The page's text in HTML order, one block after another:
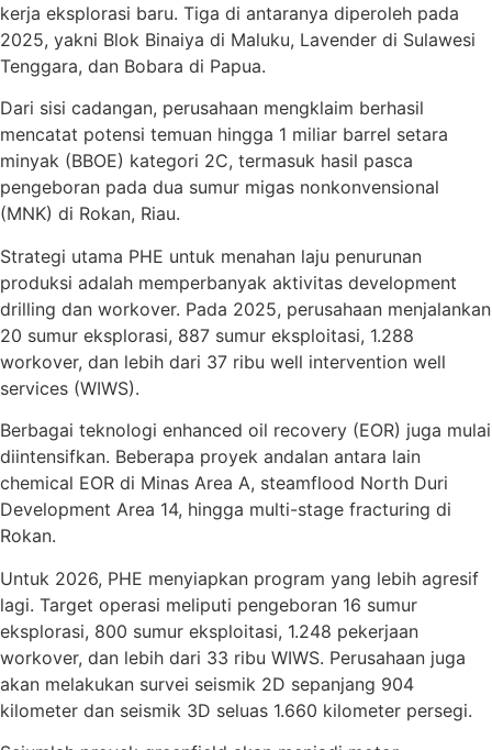
kerja eksplorasi baru. Tiga di antaranya diperoleh pada
2025, yakni Blok Binaiya di Maluku, Lavender di Sulawesi
Tenggara, dan Bobara di Papua.
Dari sisi cadangan, perusahaan mengklaim berhasil
mencatat potensi temuan hingga 1 miliar barrel setara
minyak (BBOE) kategori 2C, termasuk hasil pasca
pengeboran pada dua sumur migas nonkonvensional
(MNK) di Rokan, Riau.
Strategi utama PHE untuk menahan laju penurunan
produksi adalah memperbanyak aktivitas development
drilling dan workover. Pada 2025, perusahaan menjalankan
20 sumur eksplorasi, 887 sumur eksploitasi, 1.288
workover, dan lebih dari 37 ribu well intervention well
services (WIWS).
Berbagai teknologi enhanced oil recovery (EOR) juga mulai
diintensifkan. Beberapa proyek andalan antara lain
chemical EOR di Minas Area A, steamflood North Duri
Development Area 14, hingga multi-stage fracturing di
Rokan.
Untuk 2026, PHE menyiapkan program yang lebih agresif
lagi. Target operasi meliputi pengeboran 16 sumur
eksplorasi, 800 sumur eksploitasi, 1.248 pekerjaan
workover, dan lebih dari 33 ribu WIWS. Perusahaan juga
akan melakukan survei seismik 2D sepanjang 904
kilometer dan seismik 3D seluas 1.660 kilometer persegi.